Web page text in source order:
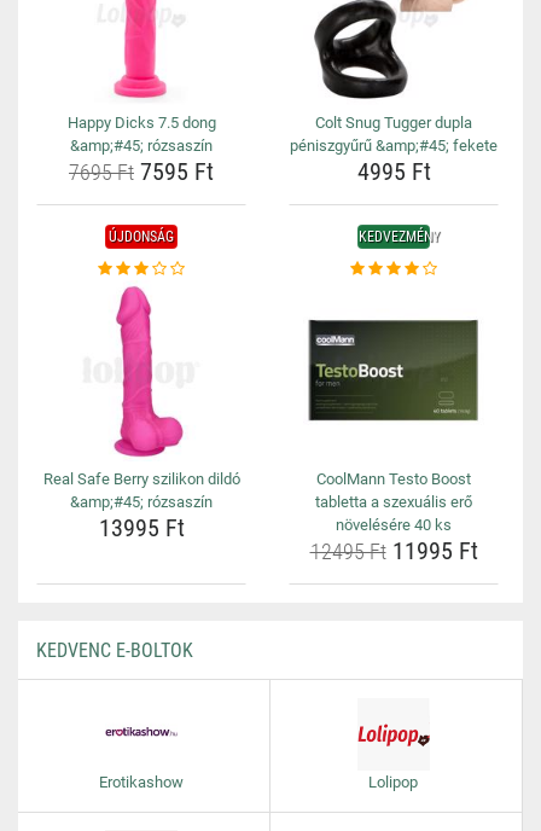
Happy Dicks 7.5 dong
&amp;#45; rózsaszín
7695 Ft 7595 Ft
Colt Snug Tugger dupla
péniszgyűrű &amp;#45; fekete
4995 Ft
ÚJDONSÁG
Real Safe Berry szilikon dildó
&amp;#45; rózsaszín
13995 Ft
KEDVEZMÉNY
CoolMann Testo Boost
tabletta a szexuális erő
növelésére 40 ks
12495 Ft11995 Ft
KEDVENC E-BOLTOK
Erotikashow Lolipop